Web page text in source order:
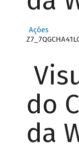
Ações
do
da